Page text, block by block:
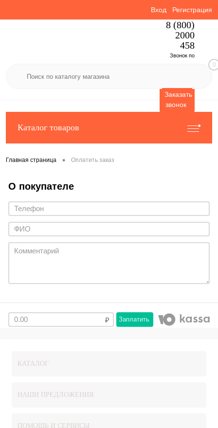
Вход Регистрация
8 (800)
2000
458
Звонок по
Заказать
звонок
0
Каталог товаров
Главная страница • Оплатить заказ
О покупателе
Заплатить
КАТАЛОГ
НАШИ ПРЕДЛОЖЕНИЯ
ПОМОЩЬ И СЕРВИСЫ